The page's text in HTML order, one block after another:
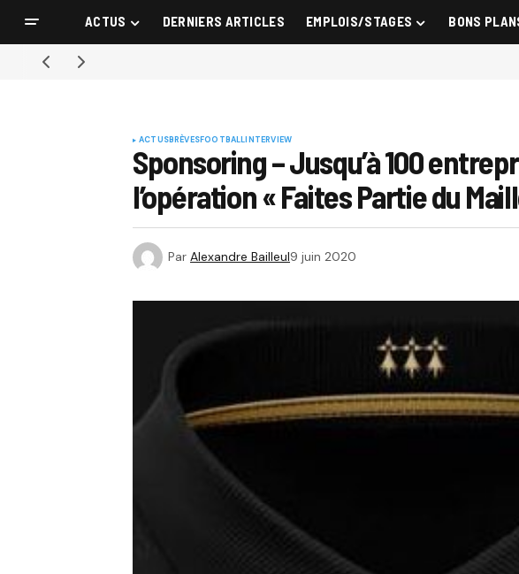
ACTUS DERNIERS ARTICLES EMPLOIS/STAGES BONS
ACTUSBRÈVESFOOTBALLINTERVIEW
Sponsoring – Jusqu’à 100
l’opération « Faites Partie du
Par Alexandre Bailleul9 juin 2020